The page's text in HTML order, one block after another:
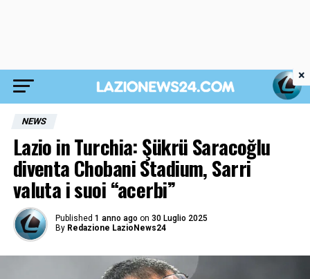
NEWS
Lazio in Turchia: Şükrü Saracoğlu
diventa Chobani Stadium, Sarri
valuta i suoi “acerbi”
Published 1 anno ago on 30 Luglio 2025
By Redazione LazioNews24
×